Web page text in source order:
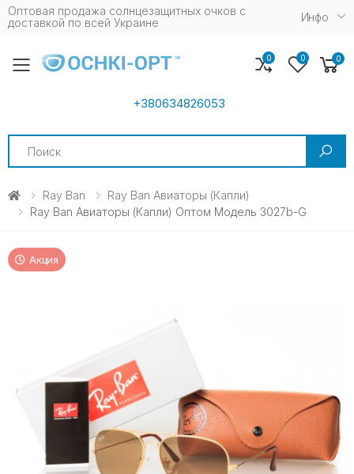
Оптовая продажа солнцезащитных очков c
доставкой по всей Украине
Инфо
Toggle mobile menu
+380634826053
Search
0 0 0
Ray Ban
Ray Ban Авиаторы (капли)
Ray Ban Авиаторы (капли) Оптом Модель 3027b-G
Акция